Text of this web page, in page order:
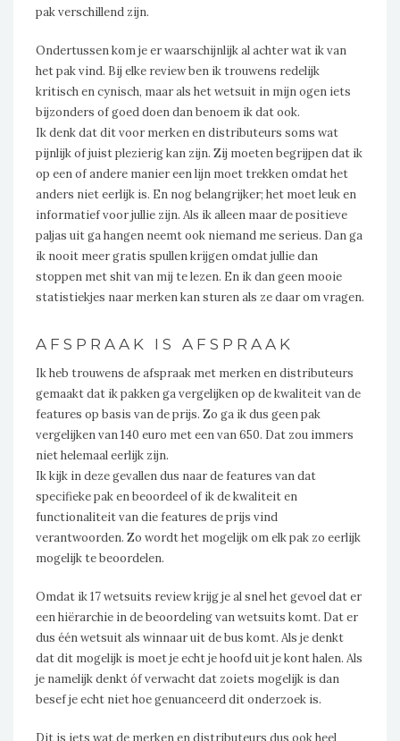
pak verschillend zijn.
Ondertussen kom je er waarschijnlijk al achter wat ik van
het pak vind. Bij elke review ben ik trouwens redelijk
kritisch en cynisch, maar als het wetsuit in mijn ogen iets
bijzonders of goed doen dan benoem ik dat ook.
Ik denk dat dit voor merken en distributeurs soms wat
pijnlijk of juist plezierig kan zijn. Zij moeten begrijpen dat ik
op een of andere manier een lijn moet trekken omdat het
anders niet eerlijk is. En nog belangrijker; het moet leuk en
informatief voor jullie zijn. Als ik alleen maar de positieve
paljas uit ga hangen neemt ook niemand me serieus. Dan ga
ik nooit meer gratis spullen krijgen omdat jullie dan
stoppen met shit van mij te lezen. En ik dan geen mooie
statistiekjes naar merken kan sturen als ze daar om vragen.
AFSPRAAK IS AFSPRAAK
Ik heb trouwens de afspraak met merken en distributeurs
gemaakt dat ik pakken ga vergelijken op de kwaliteit van de
features op basis van de prijs. Zo ga ik dus geen pak
vergelijken van 140 euro met een van 650. Dat zou immers
niet helemaal eerlijk zijn.
Ik kijk in deze gevallen dus naar de features van dat
specifieke pak en beoordeel of ik de kwaliteit en
functionaliteit van die features de prijs vind
verantwoorden. Zo wordt het mogelijk om elk pak zo eerlijk
mogelijk te beoordelen.
Omdat ik 17 wetsuits review krijg je al snel het gevoel dat er
een hiërarchie in de beoordeling van wetsuits komt. Dat er
dus één wetsuit als winnaar uit de bus komt. Als je denkt
dat dit mogelijk is moet je echt je hoofd uit je kont halen. Als
je namelijk denkt óf verwacht dat zoiets mogelijk is dan
besef je echt niet hoe genuanceerd dit onderzoek is.
Dit is iets wat de merken en distributeurs dus ook heel